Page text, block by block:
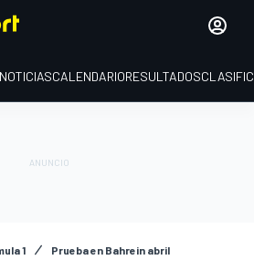
NOTICIASCALENDARIORESULTADOS
1 Prueba en Bahrein abril